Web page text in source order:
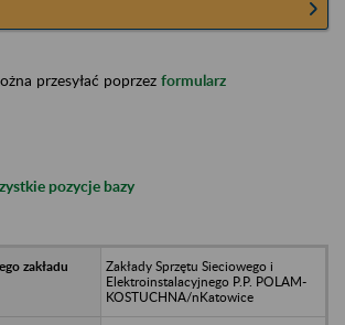
przesyłać poprzez formularz
pozycje bazy
Zakłady Sprzętu Sieciowego i
Elektroinstalacyjnego P.P. POLAM-
KOSTUCHNA/nKatowice